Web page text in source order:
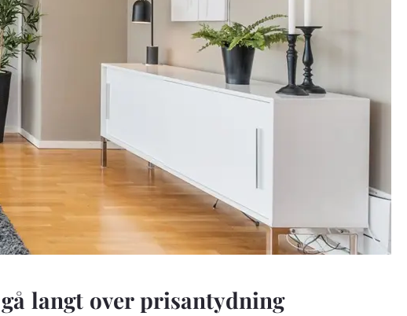
langt over prisantydning